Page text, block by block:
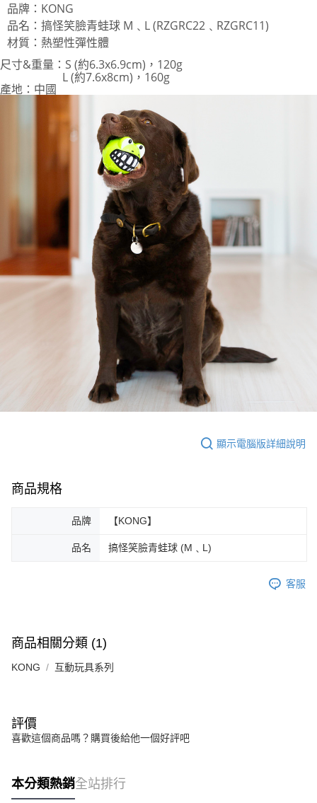
貨到付款
每筆NT$100，滿NT$2,000(含以上)免運費
品牌：KONG
品名：搞怪笑臉青蛙球 M﹑L (RZGRC22﹑RZGRC11)
材質：熱塑性彈性體
尺寸&重量 ：S (約6.3x6.9cm)，120g
L (約7.6x8cm)，160g
產地 ：中國
顯示電腦版詳細說明
商品規格
品牌 【KONG】
品名 搞怪笑臉青蛙球 (M﹑L)
客服
商品相關分類 (1)
KONG 互動玩具系列
評價
喜歡這個商品嗎？購買後給他一個好評吧
本分類熱銷全站排行